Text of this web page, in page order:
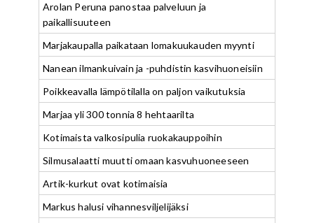
Arolan Peruna panostaa palveluun ja
paikallisuuteen
Marjakaupalla paikataan lomakuukauden myynti
Nanean ilmankuivain ja -puhdistin kasvihuoneisiin
Poikkeavalla lämpötilalla on paljon vaikutuksia
Marjaa yli 300 tonnia 8 hehtaarilta
Kotimaista valkosipulia ruokakauppoihin
Silmusalaatti muutti omaan kasvuhuoneeseen
Artik-kurkut ovat kotimaisia
Markus halusi vihannesviljelijäksi